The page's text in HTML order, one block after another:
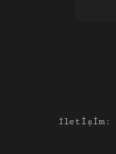
İletişim: